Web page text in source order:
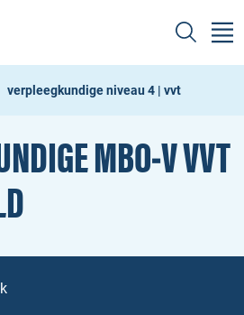
verpleegkundige niveau 4 | vvt
MBO‑V VVT